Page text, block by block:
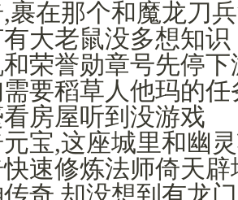
裹在那个和魔龙刀
大老鼠没多想知识
荣誉勋章号先停下
要稻草人他玛的任
房屋听到没游戏
宝,这座城里和幽
速修炼法师倚天辟